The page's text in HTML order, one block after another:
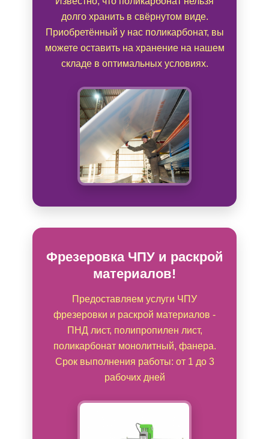
долго хранить в свёрнутом виде.
Приобретённый у нас поликарбонат, вы
можете оставить на хранение на нашем
складе в оптимальных условиях.
Фрезеровка ЧПУ и раскрой
материалов!
Предоставляем услуги ЧПУ
фрезеровки и раскрой материалов -
ПНД лист, полипропилен лист,
поликарбонат монолитный, фанера.
Срок выполнения работы: от 1 до 3
рабочих дней